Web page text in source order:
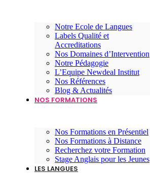
Notre Ecole de Langues
Labels Qualité et
Accreditations
Nos Domaines d’Intervention
Notre Pédagogie
L’Equipe Newdeal Institut
Nos Références
Blog & Actualités
NOS FORMATIONS
Nos Formations en Présentiel
Nos Formations à Distance
Recherchez votre Formation
Stage Anglais pour les Jeunes
LES LANGUES